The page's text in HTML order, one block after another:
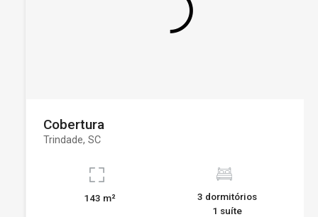
Cobertura
Trindade, SC
143 m²
3 dormitórios
1 suíte